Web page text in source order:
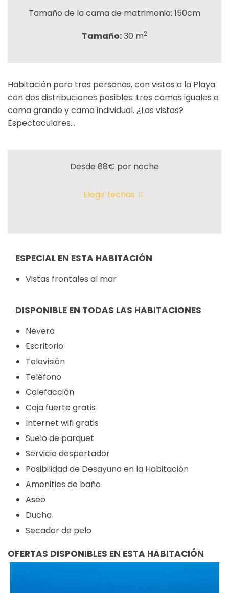
Tamaño de la cama de matrimonio: 150cm
Tamaño:30 m2
Habitación para tres personas, con vistas a la Playa
con dos distribuciones posibles: tres camas iguales o
cama grande y cama individual. ¿Las vistas?
Espectaculares...
Desde 88€ por noche
Elegir fechas
ESPECIAL EN ESTA HABITACIÓN
Vistas frontales al mar
DISPONIBLE EN TODAS LAS HABITACIONES
Nevera
Escritorio
Televisión
Teléfono
Calefacción
Caja fuerte gratis
Internet wifi gratis
Suelo de parquet
Servicio despertador
Posibilidad de Desayuno en la Habitación
Amenities de baño
Aseo
Ducha
Secador de pelo
OFERTAS DISPONIBLES EN ESTA HABITACIÓN